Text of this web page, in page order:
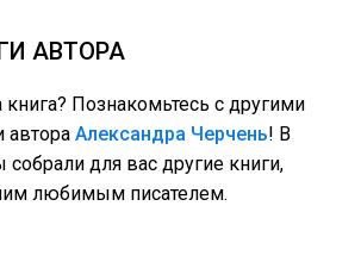
АВТОРА
книга? Познакомьтесь с другими
автора Александра Черчень! В
для вас другие книги,
любимым писателем.